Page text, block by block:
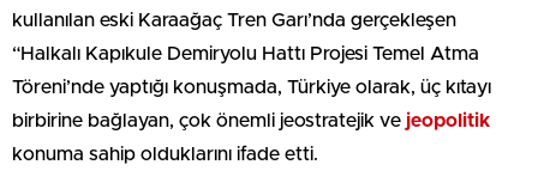
kullanılan eski Karaağaç Tren Garı’nda gerçekleşen
“Halkalı Kapıkule Demiryolu Hattı Projesi Temel Atma
Töreni’nde yaptığı konuşmada, Türkiye olarak, üç kıtayı
birbirine bağlayan, çok önemli jeostratejik ve jeopolitik
konuma sahip olduklarını ifade etti.